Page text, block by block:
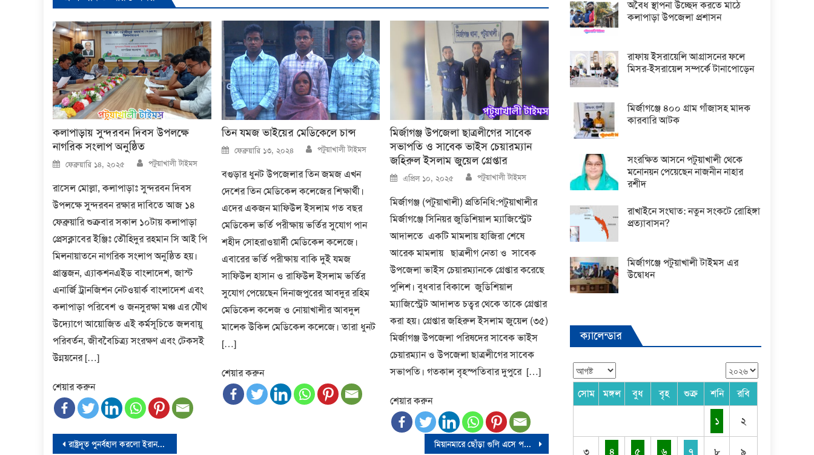
কলাপাড়ায় সুন্দরবন দিবস উপলক্ষে
নাগরিক সংলাপ অনুষ্ঠিত
Posted
on
ফেব্রুয়ারি ১৪, ২০২৫ Author
পটুয়াখালী টাইমস
রাসেল মোল্লা, কলাপাড়াঃ সুন্দরবন দিবস
উপলক্ষে সুন্দরবন রক্ষার দাবিতে আজ ১৪
ফেব্রুয়ারি শুক্রবার সকাল ১০টায় কলাপাড়া
প্রেসক্লাবের ইঞ্জিঃ তৌহিদুর রহমান সি আই পি
মিলনায়াতনে নাগরিক সংলাপ অনুষ্ঠিত হয়।
প্রান্তজন, এ্যাকশনএইড বাংলাদেশ, জাস্ট
এনার্জি ট্রানজিশন নেটওয়ার্ক বাংলাদেশ এবং
কলাপাড়া পরিবেশ ও জনসুরক্ষা মঞ্চ এর যৌথ
উদ্যোগে আয়োজিত এই কর্মসূচিতে জলবায়ু
পরিবর্তন, জীববৈচিত্র্য সংরক্ষণ এবং টেকসই
উন্নয়নের […]
শেয়ার করুন
তিন যমজ ভাইয়ের মেডিকেলে চান্স
Posted
on
ফেব্রুয়ারি ১৩, ২০২৪ Author
পটুয়াখালী টাইমস
বগুড়ার ধুনট উপজেলার তিন জমজ এখন
দেশের তিন মেডিকেল কলেজের শিক্ষার্থী।
এদের একজন মাফিউল ইসলাম গত বছর
মেডিকেল ভর্তি পরীক্ষায় ভর্তির সুযোগ পান
শহীদ সোহরাওয়ার্দী মেডিকেল কলেজে।
এবারের ভর্তি পরীক্ষায় বাকি দুই যমজ
সাফিউল হাসান ও রাফিউল ইসলাম ভর্তির
সুযোগ পেয়েছেন দিনাজপুরের আবদুর রহিম
মেডিকেল কলেজ ও নোয়াখালীর আবদুল
মালেক উকিল মেডিকেল কলেজে। তারা ধুনট
[…]
শেয়ার করুন
মির্জাগঞ্জ উপজেলা ছাত্রলীগের সাবেক
সভাপতি ও সাবেক ভাইস চেয়ারম্যান
জহিরুল ইসলাম জুয়েল গ্রেপ্তার
Posted
on
এপ্রিল ১০, ২০২৫ Author
পটুয়াখালী টাইমস
মির্জাগঞ্জ (পটুয়াখালী) প্রতিনিধি:পটুয়াখালীর
মির্জাগঞ্জে সিনিয়র জুডিশিয়াল ম্যাজিস্ট্রেট
আদালতে একটি মামলায় হাজিরা শেষে
আরেক মামলায় ছাত্রলীগ নেতা ও সাবেক
উপজেলা ভাইস চেয়ারম্যানকে গ্রেপ্তার করেছে
পুলিশ। বুধবার বিকালে জুডিশিয়াল
ম্যাজিস্ট্রেট আদালত চত্বর থেকে তাকে গ্রেপ্তার
করা হয়। গ্রেপ্তার জহিরুল ইসলাম জুয়েল (৩৫)
মির্জাগঞ্জ উপজেলা পরিষদের সাবেক ভাইস
চেয়ারম্যান ও উপজেলা ছাত্রলীগের সাবেক
সভাপতি। গতকাল বৃহস্পতিবার দুপুরে […]
শেয়ার করুন
Post
রাষ্ট্রদূত পুনর্বহাল করলো ইরান-পাকিস্তান মিয়ানমারে ছোঁড়া গুলি এসে পড়লো টেকনাফে
অবৈধ স্থাপনা উচ্ছেদ করতে মাঠে
কলাপাড়া উপজেলা প্রশাসন
রাফায় ইসরায়েলি আগ্রাসনের ফলে
মিসর-ইসরায়েল সম্পর্কে টানাপোড়েন
মির্জাগঞ্জে ৪০০ গ্রাম গাঁজাসহ মাদক
কারবারি আটক
সংরক্ষিত আসনে পটুয়াখালী থেকে
মনোনয়ন পেয়েছেন নাজনীন নাহার
রশীদ
রাখাইনে সংঘাত: নতুন সংকটে রোহিঙ্গা
প্রত্যাবাসন?
মির্জাগঞ্জে পটুয়াখালী টাইমস এর
উদ্বোধন
ক্যালেন্ডার
সোম মঙ্গল বুধ বৃহ শুক্র শনি রবি
১ ২
৩ ৪ ৫ ৬ ৭ ৮ ৯